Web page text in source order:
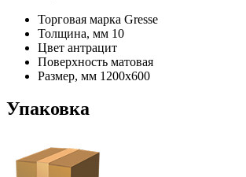
Торговая марка Gresse
Толщина, мм 10
Цвет антрацит
Поверхность матовая
Размер, мм 1200х600
Упаковка